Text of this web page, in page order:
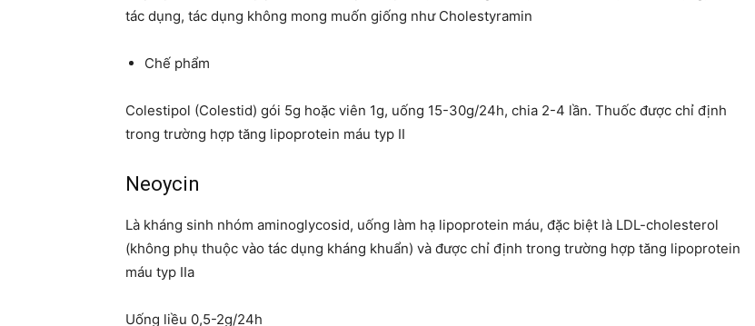
tác dụng, tác dụng không mong muốn giống như Cholestyramin
Chế phẩm
Colestipol (Colestid) gói 5g hoặc viên 1g, uống 15-30g/24h, chia 2-4 lần. Thuốc được chỉ định
trong trường hợp tăng lipoprotein máu typ II
Neoycin
Là kháng sinh nhóm aminoglycosid, uống làm hạ lipoprotein máu, đặc biệt là LDL-cholesterol
(không phụ thuộc vào tác dụng kháng khuẩn) và được chỉ định trong trường hợp tăng lipoprotein
máu typ IIa
Uống liều 0,5-2g/24h